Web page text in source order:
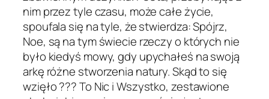
nim przez tyle czasu, może całe życie,
spoufala się na tyle, że stwierdza: Spójrz,
Noe, są na tym świecie rzeczy o których nie
było kiedyś mowy, gdy upychałeś na swoją
arkę różne stworzenia natury. Skąd to się
wzięło ??? To Nic i Wszystko, zestawione